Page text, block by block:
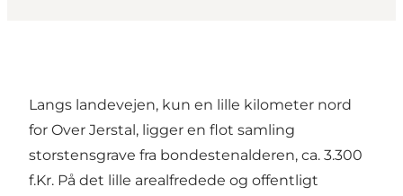
Langs landevejen, kun en lille kilometer nord
for Over Jerstal, ligger en flot samling
storstensgrave fra bondestenalderen, ca. 3.300
f.Kr. På det lille arealfredede og offentligt